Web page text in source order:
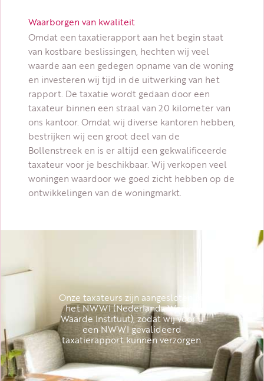
Waarborgen van kwaliteit
Omdat een taxatierapport aan het begin staat
van kostbare beslissingen, hechten wij veel
waarde aan een gedegen opname van de woning
en investeren wij tijd in de uitwerking van het
rapport. De taxatie wordt gedaan door een
taxateur binnen een straal van 20 kilometer van
ons kantoor. Omdat wij diverse kantoren hebben,
bestrijken wij een groot deel van de
Bollenstreek en is er altijd een gekwalificeerde
taxateur voor je beschikbaar. Wij verkopen veel
woningen waardoor we goed zicht hebben op de
ontwikkelingen van de woningmarkt.
Onze taxateurs zijn aangesloten bij
het NWWI (Nederlands Woning
Waarde Instituut), zodat wij voor u
een NWWI gevalideerd
taxatierapport kunnen verzorgen.